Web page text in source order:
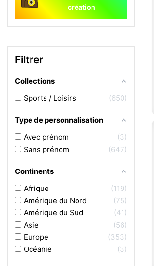
création
Filtrer
Collections
Sports / Loisirs
650
Type de personnalisation
Avec prénom
3
Sans prénom
647
Continents
Afrique
119
Amérique du Nord
75
Amérique du Sud
41
Asie
56
Europe
353
Océanie
3